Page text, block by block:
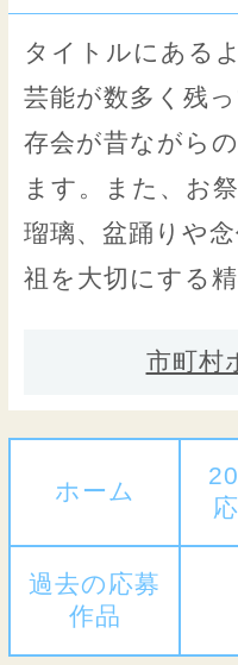
タイトルにある
芸能が数多く残
存会が昔ながら
ます。また、お
瑠璃、盆踊りや
祖を大切にする
市町村
ホーム
過去の応募
作品